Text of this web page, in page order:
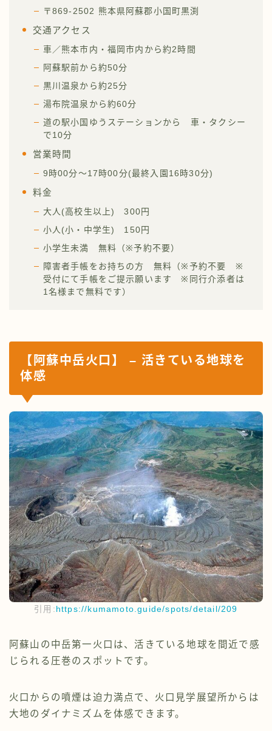
〒869-2502 熊本県阿蘇郡小国町黒渕
交通アクセス
車／熊本市内・福岡市内から約2時間
阿蘇駅前から約50分
黒川温泉から約25分
湯布院温泉から約60分
道の駅小国ゆうステーションから 車・タクシー
で10分
営業時間
9時00分～17時00分(最終入園16時30分)
料金
大人(高校生以上) 300円
小人(小・中学生) 150円
小学生未満 無料（※予約不要）
障害者手帳をお持ちの方 無料（※予約不要 ※
受付にて手帳をご提示願います ※同行介添者は
1名様まで無料です）
【阿蘇中岳火口】 – 活きている地球を
体感
引用: https://kumamoto.guide/spots/detail/209
阿蘇山の中岳第一火口は、活きている地球を間近で感
じられる圧巻のスポットです。
火口からの噴煙は迫力満点で、火口見学展望所からは
大地のダイナミズムを体感できます。